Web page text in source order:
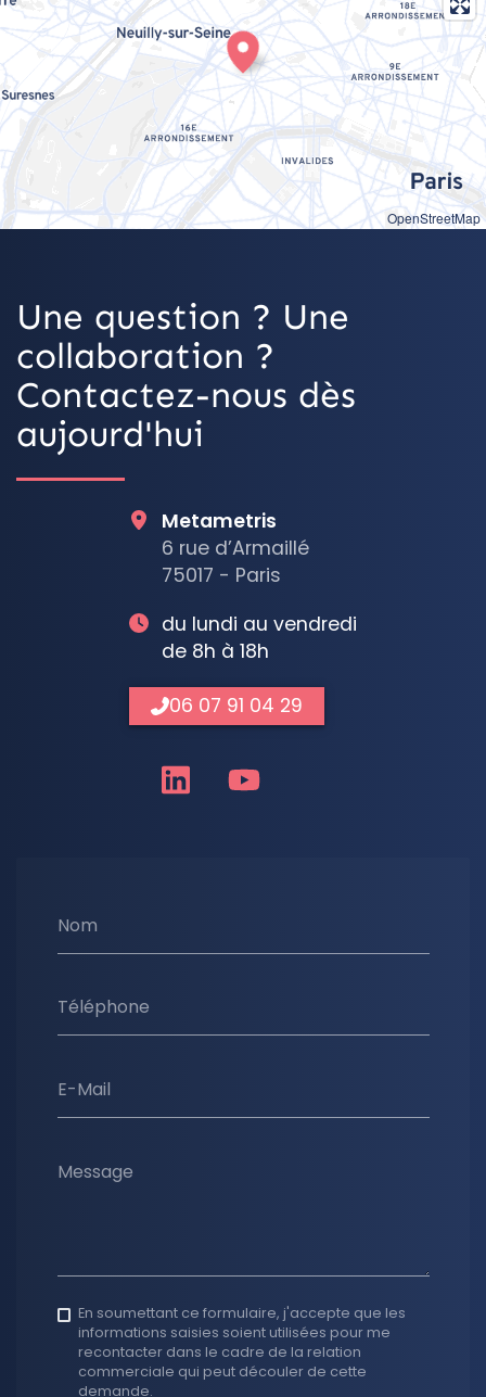
OpenStreetMap
Une question ? Une
collaboration ?
Contactez-nous dès
aujourd'hui
Nom
Téléphone
E-Mail
Message
En soumettant ce formulaire, j'accepte que les
informations saisies soient utilisées pour me
recontacter dans le cadre de la relation
commerciale qui peut découler de cette
demande.
Metametris
6 rue d’Armaillé
75017 - Paris
du lundi au vendredi
de 8h à 18h
06 07 91 04 29